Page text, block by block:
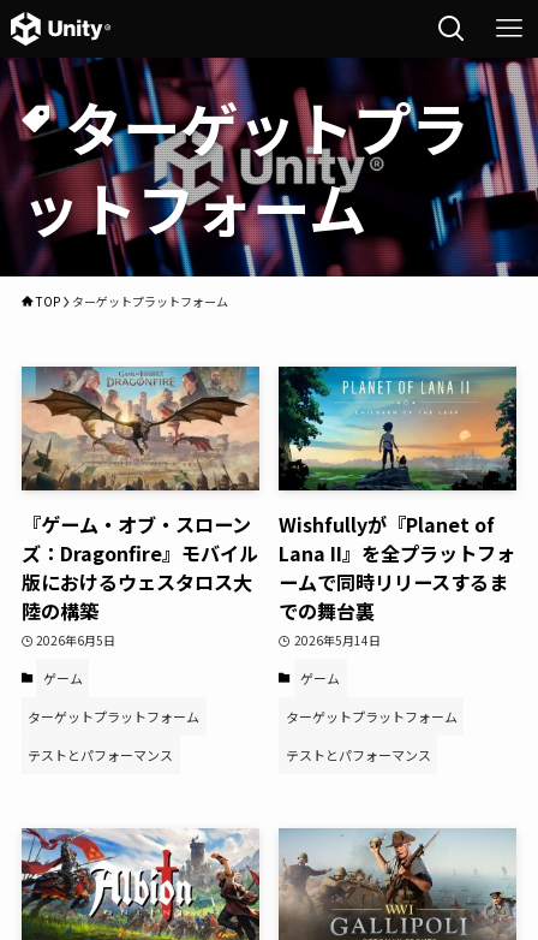
ターゲットプラ
ットフォーム
TOP ターゲットプラットフォーム
『ゲーム・オブ・スローン
ズ：Dragonfire』モバイル
版におけるウェスタロス大
陸の構築
2026年6月5日
ゲーム
ターゲットプラットフォーム
テストとパフォーマンス
Wishfullyが『Planet of
Lana II』を全プラットフォ
ームで同時リリースするま
での舞台裏
2026年5月14日
ゲーム
ターゲットプラットフォーム
テストとパフォーマンス